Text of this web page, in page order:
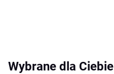
Wybrane dla Ciebie